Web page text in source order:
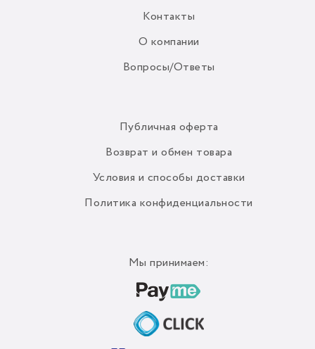
Контакты
О компании
Вопросы/Ответы
Публичная оферта
Возврат и обмен товара
Условия и способы доставки
Политика конфиденциальности
Мы принимаем: